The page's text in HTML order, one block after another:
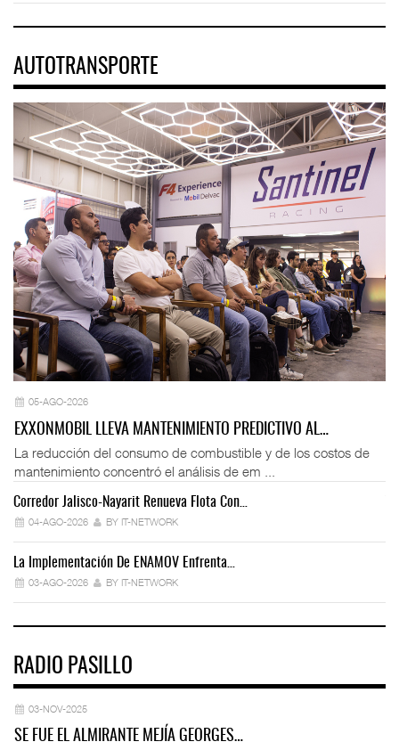
AUTOTRANSPORTE
05-AGO-2026
EXXONMOBIL LLEVA MANTENIMIENTO PREDICTIVO AL…
La reducción del consumo de combustible y de los costos de
mantenimiento concentró el análisis de em ...
Corredor Jalisco-Nayarit Renueva Flota Con…
04-AGO-2026 BY IT-NETWORK
La Implementación De ENAMOV Enfrenta…
03-AGO-2026 BY IT-NETWORK
RADIO PASILLO
03-NOV-2025
SE FUE EL ALMIRANTE MEJÍA GEORGES…